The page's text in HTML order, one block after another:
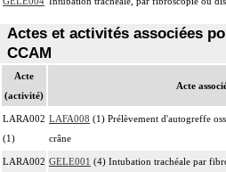
Actes et activités associées
CCAM
Acte
(activité)
Acte
LARA002
(1)
LAFA008 (1) Prélèvement d'autogreffe
crâne
LARA002 GELE001 (4) Intubation trachéale par